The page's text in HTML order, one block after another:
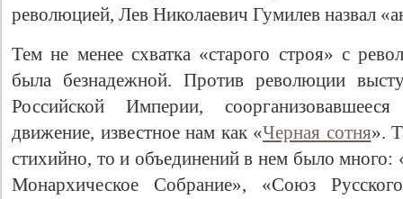
революцией, Лев Николаевич Гумилев назвал
Тем не менее схватка «старого строя» с
была безнадежной. Против революции
Российской Империи,
движение, известное нам как «Черная сотня».
стихийно, то и объединений в нем было много:
Монархическое Собрание», «Союз